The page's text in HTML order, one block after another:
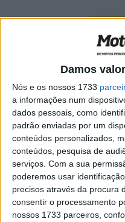
Damos
Nós e os nossos 1733
a informações num
dados pessoais, como
padrão enviadas por um
conteúdos personalizados,
conteúdos, pesquisa de
serviços. Com a sua
poderemos usar
precisos através da procura
consentir o processamento
nossos 1733 parceiros,
Toprak Razgatlioglu
sessões de treinos de
seco e molhado, e
na sessão Tissot
obtendo a sua sexta
incotestável na corrida 1
pequeno passo.
Reflectindo sobre a sua
corrida foi muito difícil,
ia fazer, usámos um
usaram o pneu macio, eu